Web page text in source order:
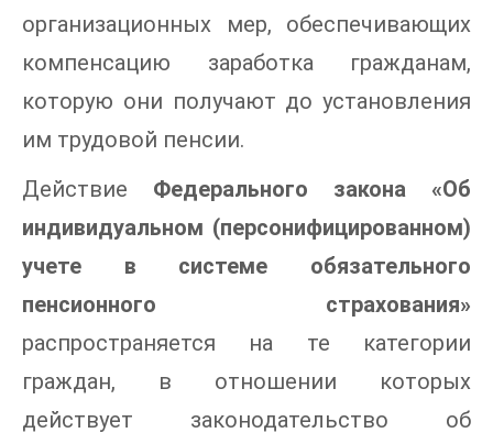
организационных мер, обеспечивающих
компенсацию заработка гражданам,
которую они получают до установления
им трудовой пенсии.
Действие Федерального закона «Об
индивидуальном (персонифицированном)
учете в системе обязательного
пенсионного страхования»
распространяется на те категории
граждан, в отношении которых
действует законодательство об